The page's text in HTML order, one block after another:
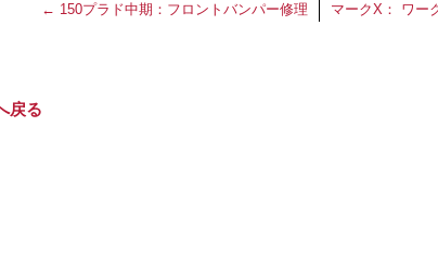
← 150プラド中期：フロントバンパー修理 マークX： ワー
戻る